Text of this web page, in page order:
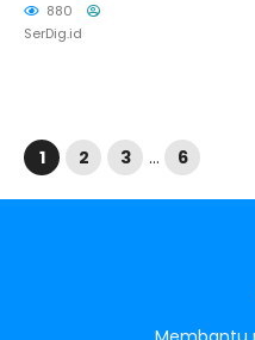
880
SerDig.id
1 2 3 … 6